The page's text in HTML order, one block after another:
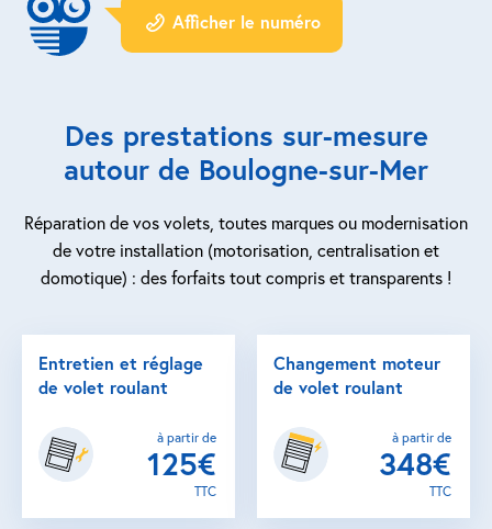
ESPACE PRO
Nous recrutons
QUI SOMMES-NOUS ?
Afficher le numéro
Des prestations sur-mesure
autour de Boulogne-sur-Mer
Réparation de vos volets, toutes marques ou modernisation
de votre installation (motorisation, centralisation et
domotique) : des forfaits tout compris et transparents !
Entretien et réglage
de volet roulant
à partir de
125€
TTC
Changement moteur
de volet roulant
à partir de
348€
TTC